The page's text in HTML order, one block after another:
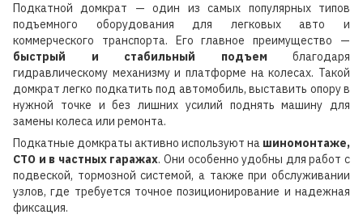
Подкатной домкрат — один из самых популярных типов
подъемного оборудования для легковых авто и
коммерческого транспорта. Его главное преимущество —
быстрый и стабильный подъемблагодаря
гидравлическому механизму и платформе на колесах. Такой
домкрат легко подкатить под автомобиль, выставить опору в
нужной точке и без лишних усилий поднять машину для
замены колеса или ремонта.
Подкатные домкраты активно используют на шиномонтаже,
СТО и в частных гаражах. Они особенно удобны для работ с
подвеской, тормозной системой, а также при обслуживании
узлов, где требуется точное позиционирование и надежная
фиксация.